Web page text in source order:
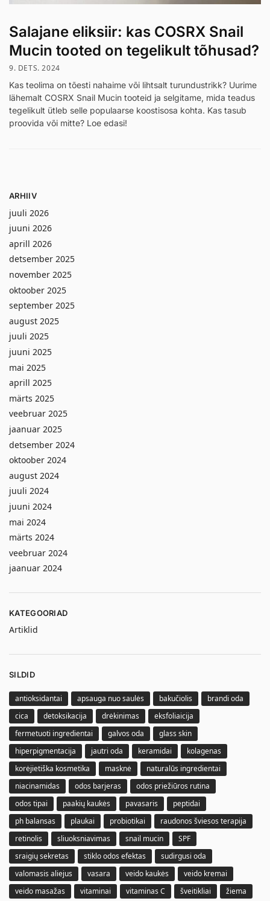
Salajane eliksiir: kas COSRX Snail
Mucin tooted on tegelikult tõhusad?
9. DETS. 2024
Kas teolima on tõesti nahaime või lihtsalt turundustrikk? Uurime
lähemalt COSRX Snail Mucin tooteid ja selgitame, mida teadus
tegelikult ütleb selle populaarse koostisosa kohta. Kas tasub
proovida või mitte? Loe edasi!
ARHIIV
juuli 2026
juuni 2026
aprill 2026
detsember 2025
november 2025
oktoober 2025
september 2025
august 2025
juuli 2025
juuni 2025
mai 2025
aprill 2025
märts 2025
veebruar 2025
jaanuar 2025
detsember 2024
oktoober 2024
august 2024
juuli 2024
juuni 2024
mai 2024
märts 2024
veebruar 2024
jaanuar 2024
KATEGOORIAD
Artiklid
SILDID
antioksidantai apsauga nuo saulės bakučiolis
brandi oda
cica
detoksikacija drėkinimas
eksfoliaicija
fermetuoti ingredientai
galvos oda
glass skin
hiperpigmentacija
jautri oda keramidai
kolagenas
korėjietiška kosmetika
masknė
naturalūs ingredientai
niacinamidas
odos barjeras
odos priežiūros rutina
odos tipai
paakių kaukės pavasaris
peptidai
ph balansas
plaukai probiotikai
raudonos šviesos terapija
retinolis
sliuoksniavimas snail mucin
SPF
sraigių sekretas
stiklo odos efektas
sudirgusi oda
valomasis aliejus
vasara veido kaukės
veido kremai
veido masažas
vitaminai vitaminas C šveitikliai žiema